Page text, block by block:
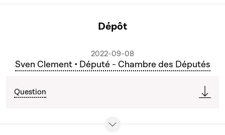
Dépôt
2022-09-08
Sven Clement • Député - Chambre des Députés
Question